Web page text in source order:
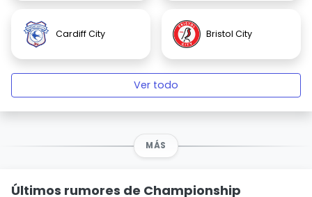
Cardiff City Bristol City
Ver todo
MÁS
Últimos rumores de Championship